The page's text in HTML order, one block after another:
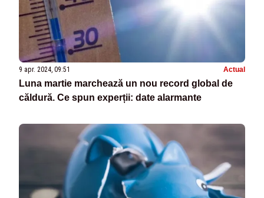
9 apr. 2024, 09:51 Actual
Luna martie marchează un nou record global de
căldură. Ce spun experții: date alarmante